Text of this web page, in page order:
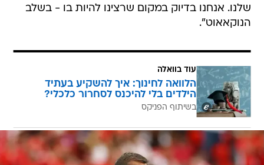
שלנו. אנחנו בדיוק במקום שרצינו להיות בו - בשלב
הנוקאאוט".
עוד בוואלה
הלוואה לחינוך: איך להשקיע בעתיד
הילדים בלי להיכנס לסחרור כלכלי?
בשיתוף הפניקס